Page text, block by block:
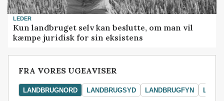
LEDER
Kun landbruget selv kan beslutte, om man vil
kæmpe juridisk for sin eksistens
FRA VORES UGEAVISER
LANDBRUGNORD LANDBRUGSYD LANDBRUGFYN